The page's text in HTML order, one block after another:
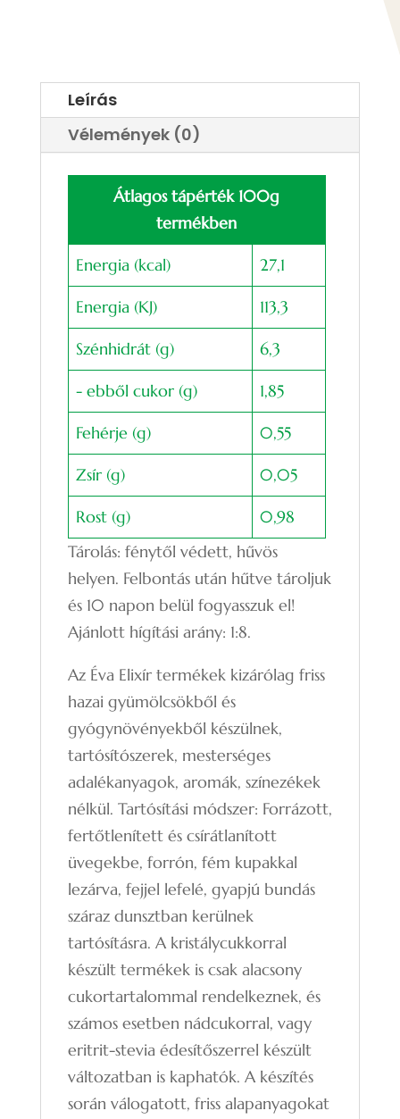
Leírás
Vélemények (0)
Átlagos tápérték 100g
termékben
Energia (kcal) 27,1
Energia (KJ) 113,3
Szénhidrát (g) 6,3
- ebből cukor (g) 1,85
Fehérje (g) 0,55
Zsír (g) 0,05
Rost (g)
0,98
Tárolás: fénytől védett, hűvös
helyen. Felbontás után hűtve tároljuk
és 10 napon belül fogyasszuk el!
Ajánlott hígítási arány: 1:8.
Az Éva Elixír termékek kizárólag friss
hazai gyümölcsökből és
gyógynövényekből készülnek,
tartósítószerek, mesterséges
adalékanyagok, aromák, színezékek
nélkül. Tartósítási módszer: Forrázott,
fertőtlenített és csírátlanított
üvegekbe, forrón, fém kupakkal
lezárva, fejjel lefelé, gyapjú bundás
száraz dunsztban kerülnek
tartósításra. A kristálycukkorral
készült termékek is csak alacsony
cukortartalommal rendelkeznek, és
számos esetben nádcukorral, vagy
eritrit-stevia édesítőszerrel készült
változatban is kaphatók. A készítés
során válogatott, friss alapanyagokat